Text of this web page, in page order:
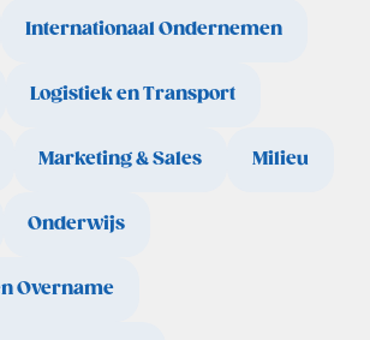
Internationaal Ondernemen
Logistiek en Transport
Marketing & Sales Milieu
Onderwijs
Overname